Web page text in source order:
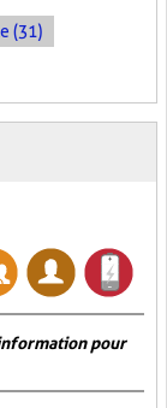
(31)
pour